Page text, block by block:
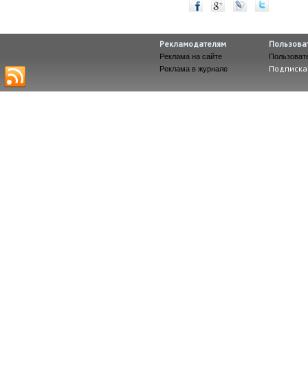
Рекламодателям
Реклама на сайте
Реклама в журнале